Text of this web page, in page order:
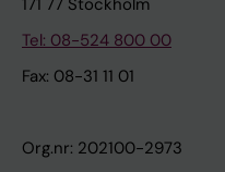
171 77 Stockholm
Tel: 08-524 800 00
Fax: 08-31 11 01
Org.nr: 202100-2973